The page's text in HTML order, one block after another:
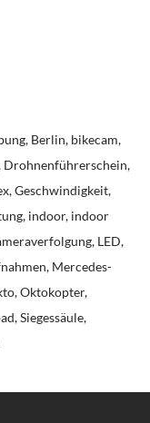
Berlin bikecam
Drohnenführerschein
Geschwindigkeit
indoor indoor
LED
Mercedes-
Oktokopter
Siegessäule